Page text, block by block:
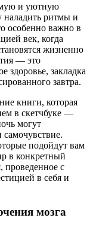
и уютную
наладить ритмы и
особенно важно в
век, когда
жизненно
— это
здоровье, закладка
завтра.
книги, которая
в скетчбуке —
могут
самочувствие.
подойдут вам
в конкретный
проведенное с
в себя и
мозга